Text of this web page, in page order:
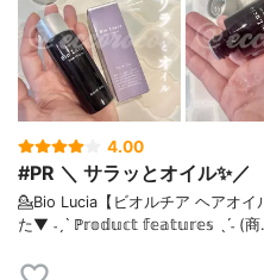
4.00
#PR ＼ サラッとオイル✨／
💁Bio Lucia【ビオルチア ヘアオ
た⁡⁡⁡⁡▼⁡⁡ ˗ˏˋ ℙ𝕣𝕠𝕕𝕦𝕔𝕥 𝕗𝕖𝕒𝕥𝕦𝕣𝕖𝕤 ˎˊ˗ (